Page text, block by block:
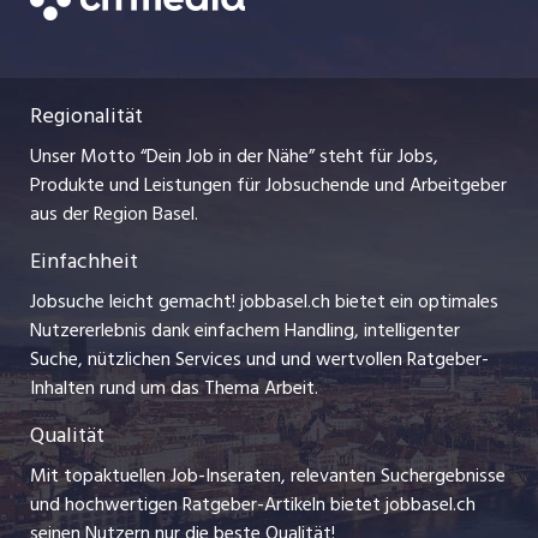
Lehrstellen
Ferienjobs
Management / Kader-Jobs
Arbeitgeber
Jobline
Impressum
Stellenmeldepflicht
Bewerber-Cockpit
zentraljob.ch
myjob.ch
jobzüri.ch
ajourjob.ch
bzbasel.ch
CH Media
Regionalität
Unser Motto “Dein Job in der Nähe” steht für Jobs,
Produkte und Leistungen für Jobsuchende und Arbeitgeber
aus der Region Basel.
Einfachheit
Jobsuche leicht gemacht! jobbasel.ch bietet ein optimales
Nutzererlebnis dank einfachem Handling, intelligenter
Suche, nützlichen Services und und wertvollen Ratgeber-
Inhalten rund um das Thema Arbeit.
Qualität
Mit topaktuellen Job-Inseraten, relevanten Suchergebnisse
und hochwertigen Ratgeber-Artikeln bietet jobbasel.ch